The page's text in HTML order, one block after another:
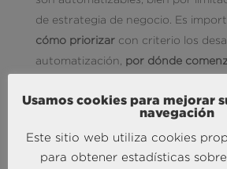
de estrategia de negocio. Es
cómo priorizarcon criterio los
automatización, por dónde
Mantener unaperspectiva
campaña “soy mayor, no idiota”
recordaremos, supuso un punto
forma de automatizar los servicios
Usamos cookies para mejorar
navegación
Este sitio web utiliza cookies
para obtener estadísticas